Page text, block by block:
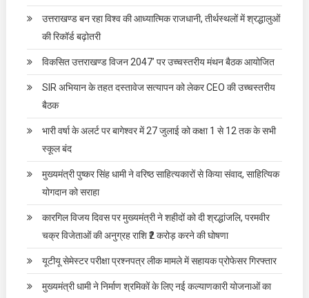
उत्तराखण्ड बन रहा विश्व की आध्यात्मिक राजधानी, तीर्थस्थलों में श्रद्धालुओं
की रिकॉर्ड बढ़ोतरी
विकसित उत्तराखण्ड विजन 2047’ पर उच्चस्तरीय मंथन बैठक आयोजित
SIR अभियान के तहत दस्तावेज सत्यापन को लेकर CEO की उच्चस्तरीय
बैठक
भारी वर्षा के अलर्ट पर बागेश्वर में 27 जुलाई को कक्षा 1 से 12 तक के सभी
स्कूल बंद
मुख्यमंत्री पुष्कर सिंह धामी ने वरिष्ठ साहित्यकारों से किया संवाद, साहित्यिक
योगदान को सराहा
कारगिल विजय दिवस पर मुख्यमंत्री ने शहीदों को दी श्रद्धांजलि, परमवीर
चक्र विजेताओं की अनुग्रह राशि ₹2 करोड़ करने की घोषणा
यूटीयू सेमेस्टर परीक्षा प्रश्नपत्र लीक मामले में सहायक प्रोफेसर गिरफ्तार
मुख्यमंत्री धामी ने निर्माण श्रमिकों के लिए नई कल्याणकारी योजनाओं का